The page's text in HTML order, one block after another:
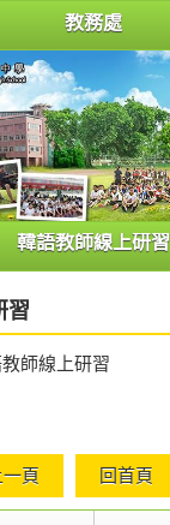
教務處
韓語教師線上研習
習
師線上研習
頁 回首頁